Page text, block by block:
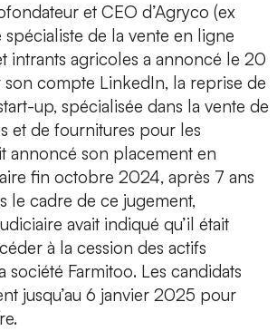
et CEO d’Agryco (ex
de la vente en ligne
intrants agricoles a annoncé le 20
compte LinkedIn, la reprise de
up, spécialisée dans la vente de
et de fournitures pour les
annoncé son placement en
fin octobre 2024, après 7 ans
le cadre de ce jugement,
avait indiqué qu’il était
à la cession des actifs
société Farmitoo. Les candidats
jusqu’au 6 janvier 2025 pour